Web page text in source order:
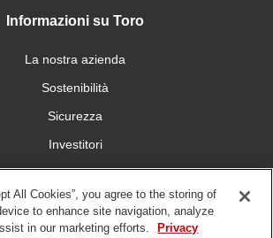
Informazioni su Toro
La nostra azienda
Sostenibilità
Sicurezza
Investitori
Carriera
Connettiti con noi
All Cookies”, you agree to the storing of
to enhance site navigation, analyze
in our marketing efforts.
Privacy